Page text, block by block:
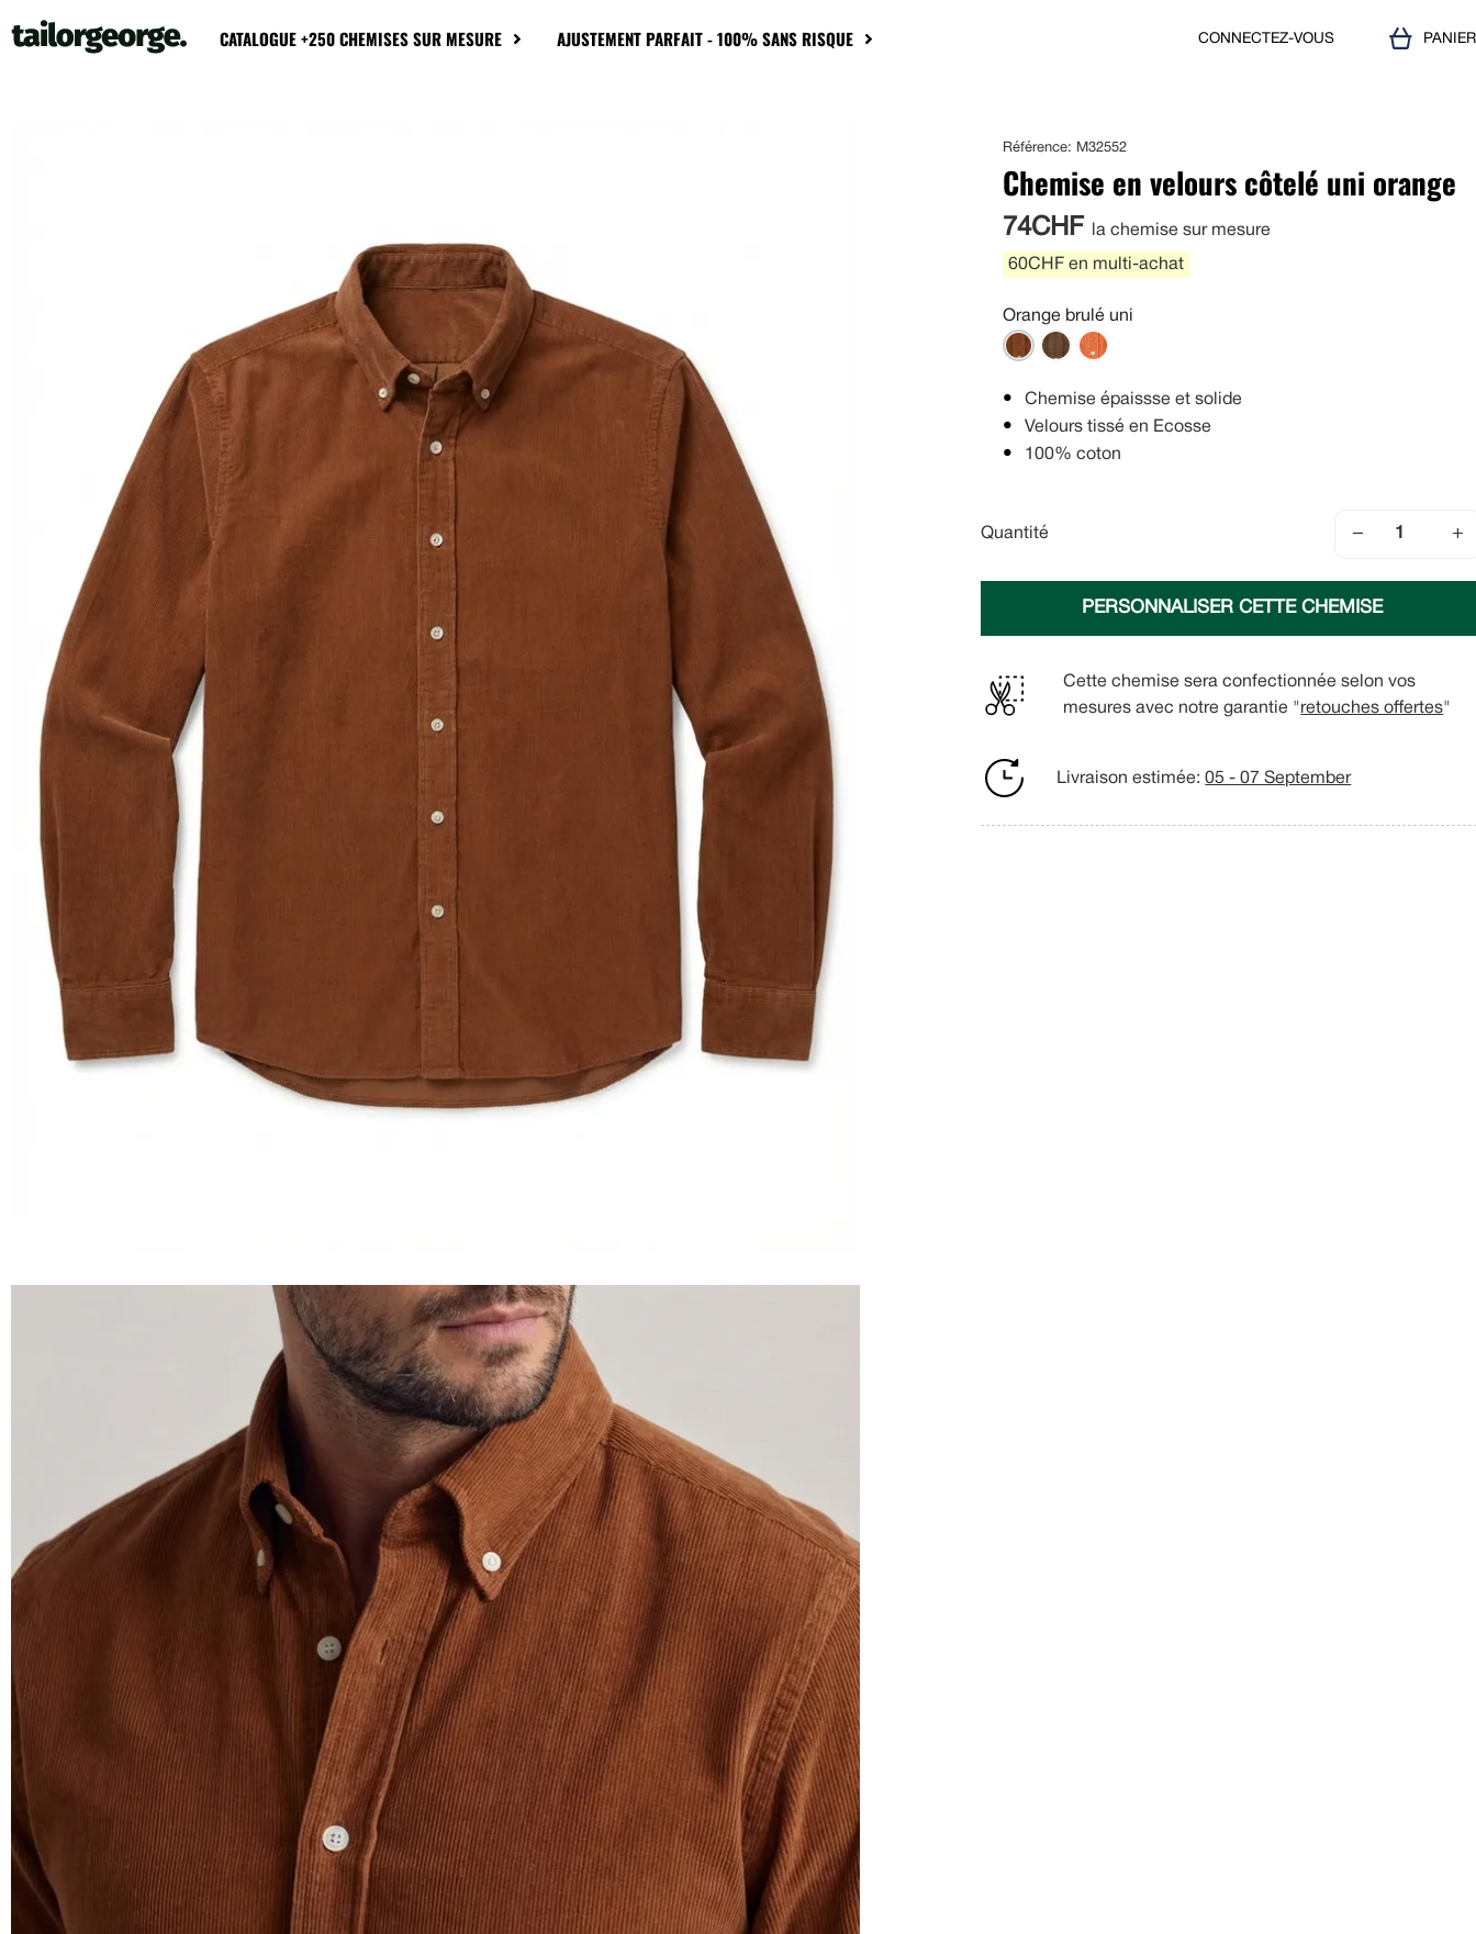
CATALOGUE +250 CHEMISES SUR MESURE AJUSTEMENT PARFAIT - 100% SANS RISQUE CONNECTEZ-VOUS PANIER
Référence: M32552
Chemise en velours côtelé uni orange
74CHF la chemise sur mesure
60CHF en multi-achat
Orange brulé uni
Chemise épaissse et solide
Velours tissé en Ecosse
100% coton
Quantité − +
PERSONNALISER CETTE CHEMISE
Cette chemise sera confectionnée selon vos
mesures avec notre garantie " retouches offertes"
Livraison estimée:05 - 07 September